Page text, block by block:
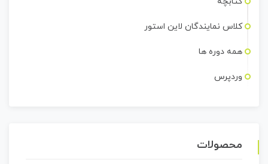
کلاس نمایندگان لاین استور
همه دوره ها
وردپرس
محصولات